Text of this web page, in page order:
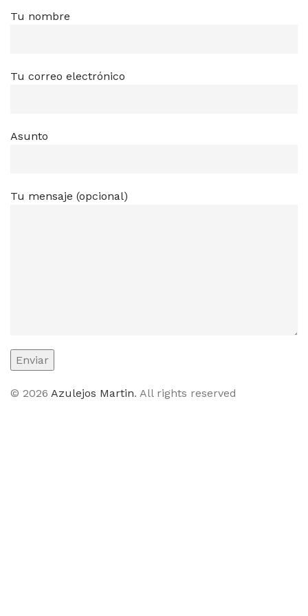
Tu nombre
Tu correo electrónico
Asunto
Tu mensaje (opcional)
© 2026 Azulejos Martin. All rights reserved